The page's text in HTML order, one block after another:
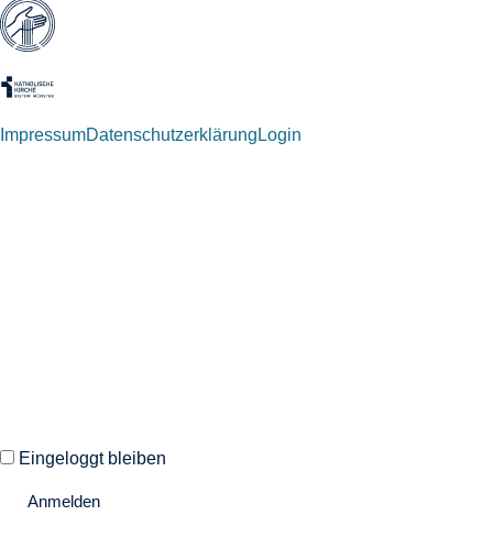
ImpressumDatenschutzerklärung Login
Eingeloggt bleiben
Anmelden